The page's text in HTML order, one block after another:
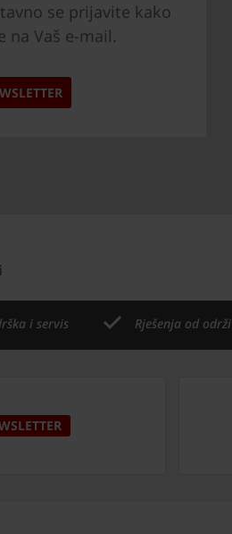
se prijavite kako
na Vaš e-mail.
i servis Rješenja od